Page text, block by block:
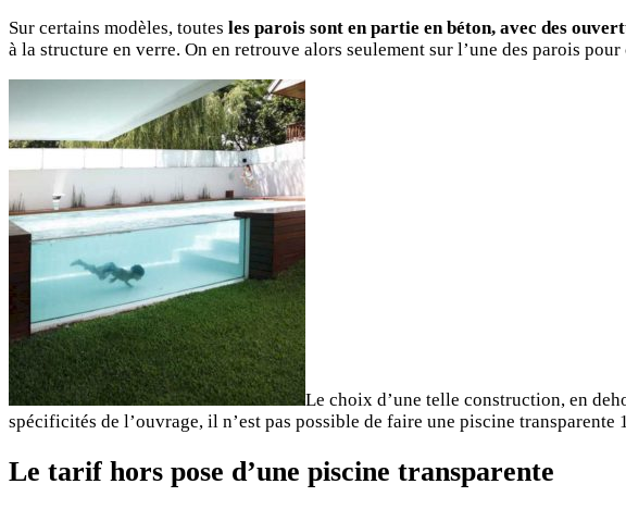
Sur certains modèles, toutes les parois sont en partie en béton, avec des
à la structure en verre. On en retrouve alors seulement sur l’une des parois
Le choix d’une telle construction, en
spécificités de l’ouvrage, il n’est pas possible de faire une piscine
Le tarif hors pose d’une piscine transparente